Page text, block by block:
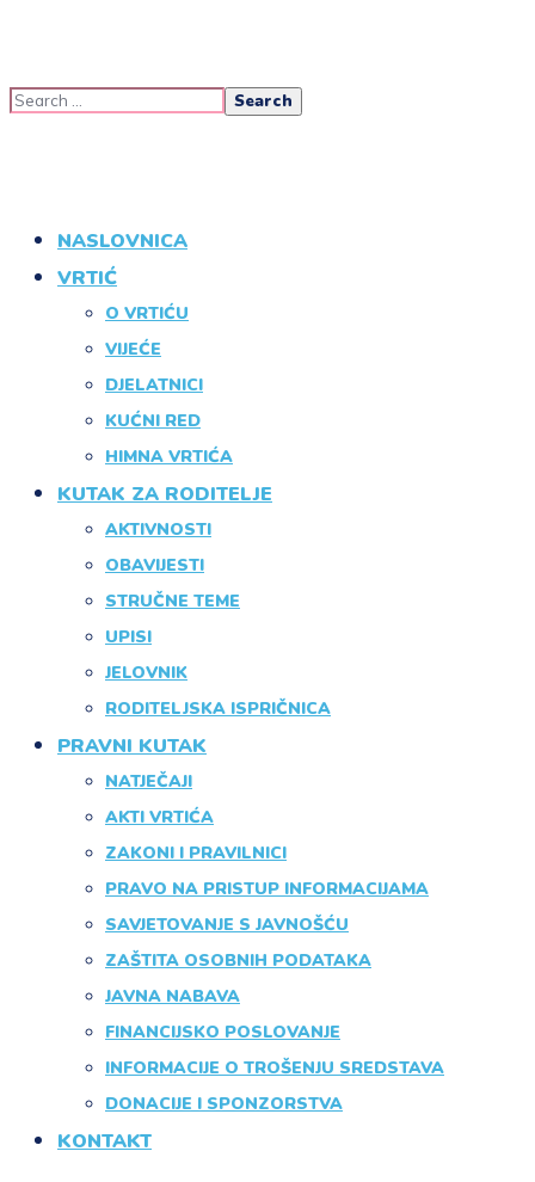
NASLOVNICA
VRTIĆ
O VRTIĆU
VIJEĆE
DJELATNICI
KUĆNI RED
HIMNA VRTIĆA
KUTAK ZA RODITELJE
AKTIVNOSTI
OBAVIJESTI
STRUČNE TEME
UPISI
JELOVNIK
RODITELJSKA ISPRIČNICA
PRAVNI KUTAK
NATJEČAJI
AKTI VRTIĆA
ZAKONI I PRAVILNICI
PRAVO NA PRISTUP INFORMACIJAMA
SAVJETOVANJE S JAVNOŠĆU
ZAŠTITA OSOBNIH PODATAKA
JAVNA NABAVA
FINANCIJSKO POSLOVANJE
INFORMACIJE O TROŠENJU SREDSTAVA
DONACIJE I SPONZORSTVA
KONTAKT